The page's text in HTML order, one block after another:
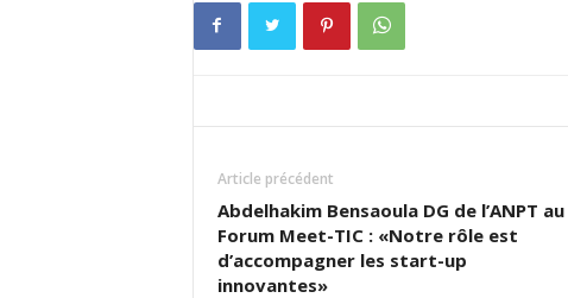
Article précédent
Abdelhakim Bensaoula DG de l’ANPT au
Forum Meet-TIC : «Notre rôle est
d’accompagner les start-up
innovantes»